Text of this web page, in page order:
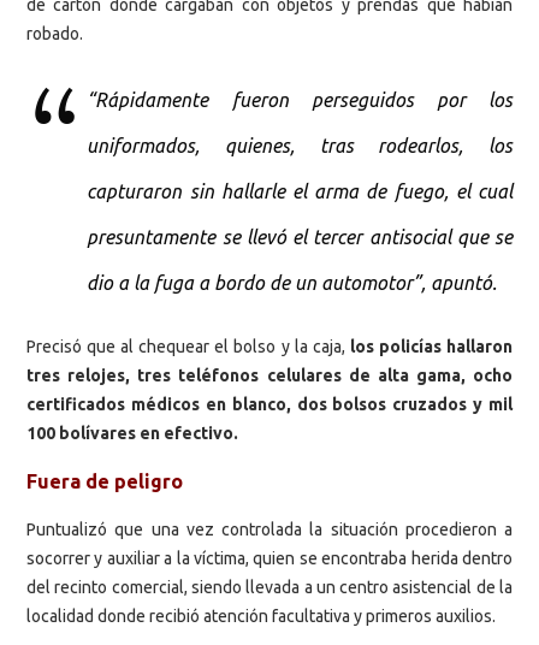
de cartón donde cargaban con objetos y prendas que habían
robado.
“Rápidamente fueron perseguidos por los
uniformados, quienes, tras rodearlos, los
capturaron sin hallarle el arma de fuego, el cual
presuntamente se llevó el tercer antisocial que se
dio a la fuga a bordo de un automotor”, apuntó.
Precisó que al chequear el bolso y la caja, los policías hallaron
tres relojes, tres teléfonos celulares de alta gama, ocho
certificados médicos en blanco, dos bolsos cruzados y mil
100 bolívares en efectivo.
Fuera de peligro
Puntualizó que una vez controlada la situación procedieron a
socorrer y auxiliar a la víctima, quien se encontraba herida dentro
del recinto comercial, siendo llevada a un centro asistencial de la
localidad donde recibió atención facultativa y primeros auxilios.